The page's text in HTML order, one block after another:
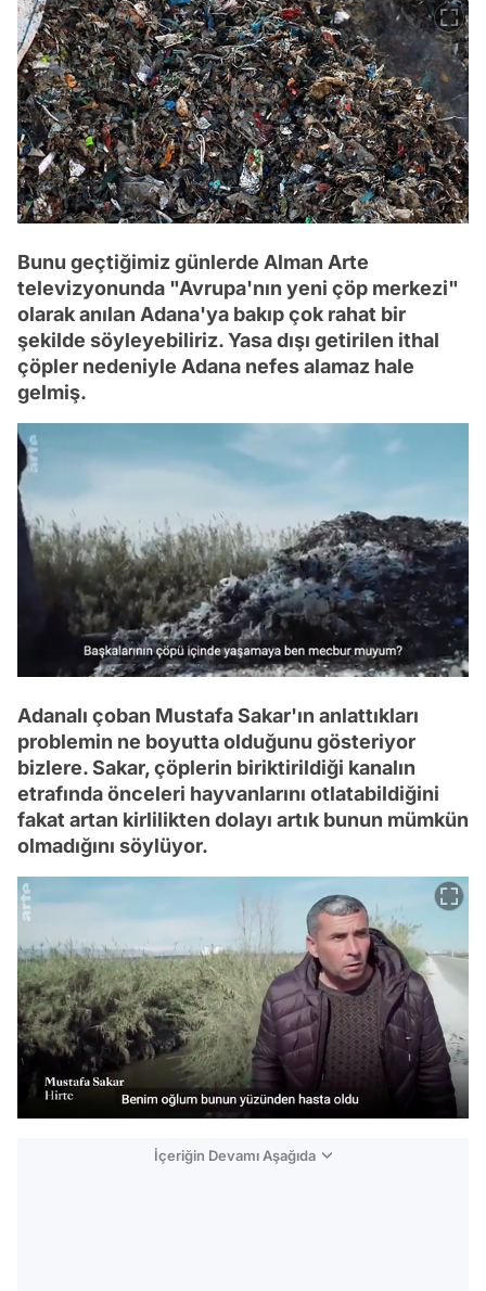
Bunu geçtiğimiz günlerde Alman Arte
televizyonunda "Avrupa'nın yeni çöp merkezi"
olarak anılan Adana'ya bakıp çok rahat bir
şekilde söyleyebiliriz. Yasa dışı getirilen ithal
çöpler nedeniyle Adana nefes alamaz hale
gelmiş.
/
Adanalı çoban Mustafa Sakar'ın anlattıkları
problemin ne boyutta olduğunu gösteriyor
bizlere. Sakar, çöplerin biriktirildiği kanalın
etrafında önceleri hayvanlarını otlatabildiğini
fakat artan kirlilikten dolayı artık bunun mümkün
olmadığını söylüyor.
İçeriğin Devamı Aşağıda